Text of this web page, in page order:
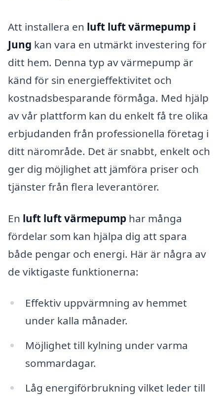
Att installera en luft luft värmepump i
Jung kan vara en utmärkt investering för
ditt hem. Denna typ av värmepump är
känd för sin energieffektivitet och
kostnadsbesparande förmåga. Med hjälp
av vår plattform kan du enkelt få tre olika
erbjudanden från professionella företag i
ditt närområde. Det är snabbt, enkelt och
ger dig möjlighet att jämföra priser och
tjänster från flera leverantörer.
En luft luft värmepump har många
fördelar som kan hjälpa dig att spara
både pengar och energi. Här är några av
de viktigaste funktionerna:
Effektiv uppvärmning av hemmet
under kalla månader.
Möjlighet till kylning under varma
sommardagar.
Låg energiförbrukning vilket leder till